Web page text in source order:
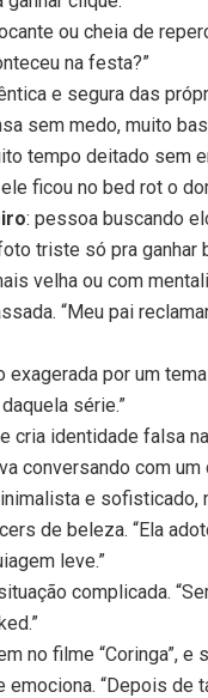
ou cheia de
na festa?”
e segura das
sem medo, muito
tempo deitado sem
ficou no bed rot o
: pessoa buscando
triste só pra ganhar
velha ou com
“Meu pai
exagerada por um
série.”
cria identidade falsa
conversando com um
e sofisticado,
de beleza. “Ela
leve.”
complicada.
no filme “Coringa”, e
emociona. “Depois de